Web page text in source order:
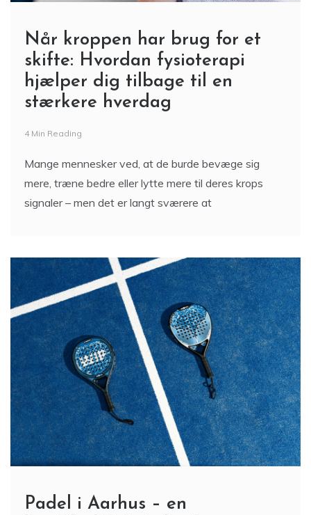
Når kroppen har brug for et
skifte: Hvordan fysioterapi
hjælper dig tilbage til en
stærkere hverdag
4 Min Reading
Mange mennesker ved, at de burde bevæge sig
mere, træne bedre eller lytte mere til deres krops
signaler – men det er langt sværere at
Padel i Aarhus – en